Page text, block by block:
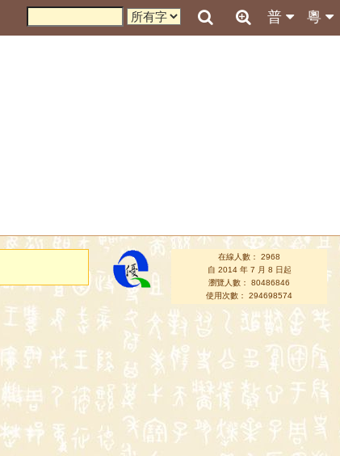
粵
普
在線人數： 2968
自 2014 年 7 月 8 日起
瀏覽人數： 80486846
使用次數： 294698574